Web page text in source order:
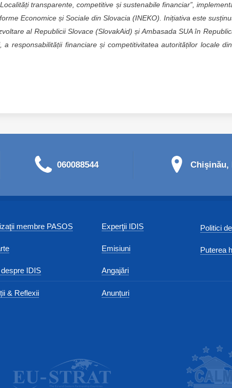
transparente, competitive și sustenabile financiar”,
Economice și Sociale din Slovacia (INEKO). Inițiativa este
al Republicii Slovace (SlovakAid) și Ambasada SUA în
responsabilității financiare și competitivitatea autorităților locale
060088544 Chişinău,
membre PASOS
IDIS
& Reflexii
Experţii IDIS
Emisiuni
Angajări
Anunțuri
Politici
Puterea